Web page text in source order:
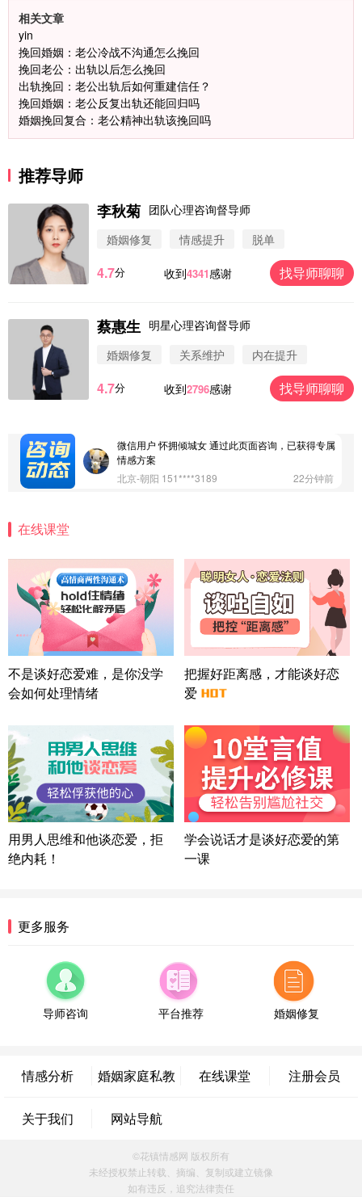
相关文章
yin
挽回婚姻：老公冷战不沟通怎么挽回
挽回老公：出轨以后怎么挽回
出轨挽回：老公出轨后如何重建信任？
挽回婚姻：老公反复出轨还能回归吗
婚姻挽回复合：老公精神出轨该挽回吗
推荐导师
李秋菊 团队心理咨询督导师
婚姻修复
情感提升 脱单
4.7分 收到4341感谢 找导师聊聊
蔡惠生 明星心理咨询督导师
婚姻修复
关系维护 内在提升
4.7分 收到2796感谢 找导师聊聊
案
32分钟前
微信用户 Vnno 通过此页面咨询，已获得专属情感方
微信用户 大太阳 通过此页面咨询，已获得专属情感
方案
微信用户 安康 通过此页面咨询，已获得专属情感方
微信用户 怀拥倾城女 通过此页面咨询，已获得专属
情感方案
北京-朝阳 151****3189
22分钟前
方案
广东-广州 188****5632
12分钟前
微信用户 司马锘 通过此页面咨询，已获得专属情感
方案
湖北-武汉 135****7410
41分钟前
微信用户 困困魚? 通过此页面咨询，已获得专属情感
方案
陕西-西安 139****6283
浙江-宁波 150****8921
28分钟前
微信用户 逆光下的微笑 通过此页面咨询，已获得专
属情感方案
湖南-长沙 187****3359
18分钟前
微信用户 超 通过此页面咨询，已获得专属情感方案
福建-厦门 159****4462
辽宁-大连 176****2843
39分钟前
微信用户 H-孙志远-上海 通过此页面咨询，已获得专
属情感方案
江苏-苏州 188****5187
1小时前
方案
微信用户 静默 通过此页面咨询，已获得专属情感方
案
四川-重庆 157****9228
在线课堂
不是谈好恋爱难，是你没学
会如何处理情绪
把握好距离感，才能谈好恋
爱
用男人思维和他谈恋爱，拒
绝内耗！
学会说话才是谈好恋爱的第
一课
更多服务
导师咨询 平台推荐 婚姻修复
情感分析 婚姻家庭私教 在线课堂 注册会员
关于我们 网站导航
©花镇情感网 版权所有
未经授权禁止转载、摘编、复制或建立镜像
如有违反，追究法律责任